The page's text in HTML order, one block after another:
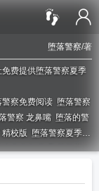
堕落警察/著
费提供堕落警察夏季
警察免费阅读 堕落警察
警察 龙鼻嘴 堕落的警
精校版 堕落警察夏季抗
步曲龙鼻嘴坠落警察